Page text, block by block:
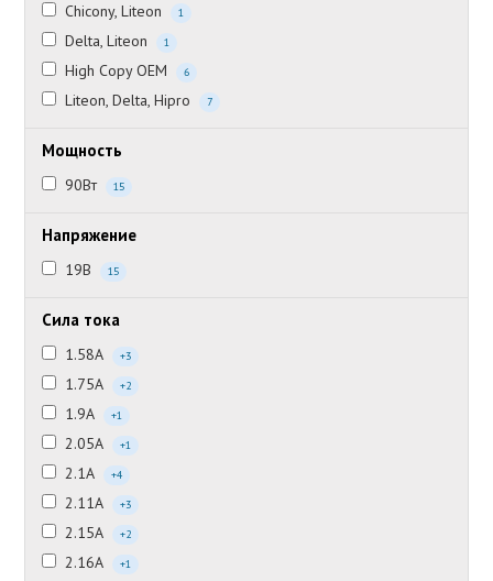
Chicony, Liteon 1
Delta, Liteon 1
High Copy OEM 6
Liteon, Delta, Hipro 7
Мощность
90Вт 15
Напряжение
19В 15
Сила тока
1.58А +3
1.75А +2
1.9А +1
2.05А +1
2.1А +4
2.11А +3
2.15А +2
2.16А +1